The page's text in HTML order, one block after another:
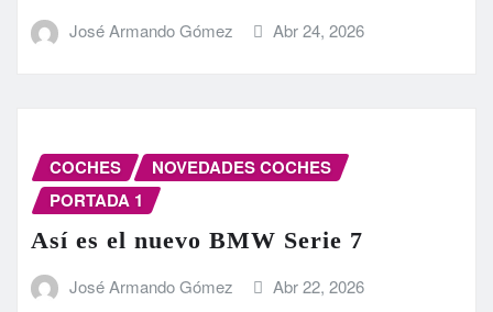
José Armando Gómez Abr 24, 2026
COCHES
NOVEDADES COCHES
PORTADA 1
Así es el nuevo BMW Serie 7
José Armando Gómez Abr 22, 2026